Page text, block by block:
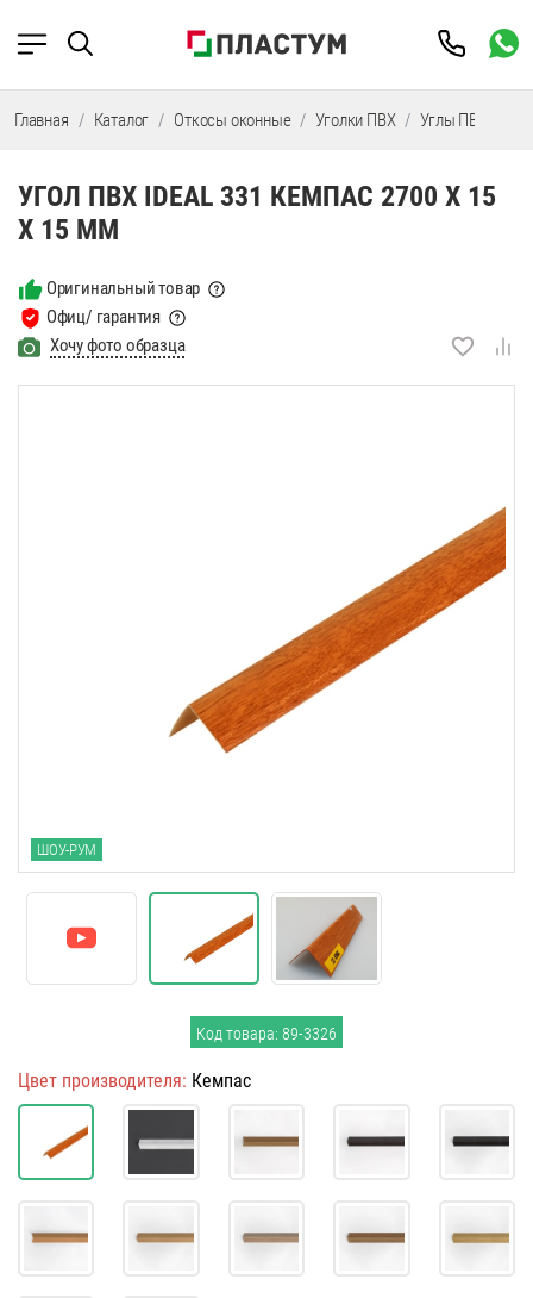
Главная Каталог Откосы оконные Уголки ПВХ Углы ПВХ IDEAL
УГОЛ ПВХ IDEAL 331 КЕМПАС 2700 Х 15
Х 15 ММ
Оригинальный товар
Офиц/ гарантия
Хочу фото образца
ШОУ-РУМ
Код товара: 89-3326
Цвет производителя: Кемпас